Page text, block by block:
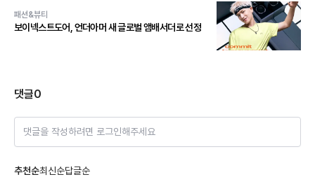
패션&뷰티
보이넥스트도어, 언더아머 새 글로벌 앰배서더로 선정
댓글0
댓글을 작성하려면 로그인해주세요
추천순최신순답글순